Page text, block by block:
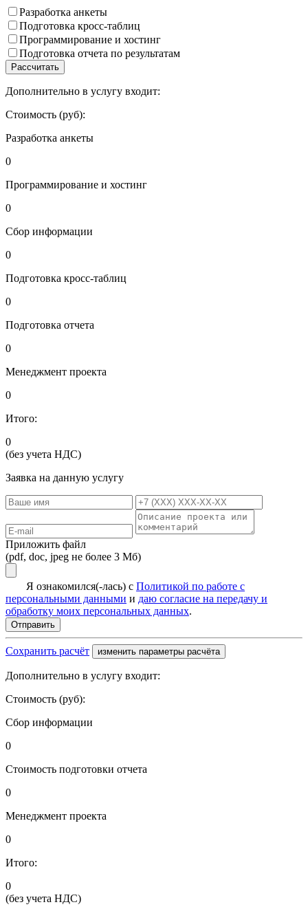
Разработка анкеты
Подготовка кросс-таблиц
Программирование и хостинг
Подготовка отчета по результатам
Рассчитать
Дополнительно в услугу входит:
Стоимость (руб):
Разработка анкеты
0
Программирование и хостинг
0
Сбор информации
0
Подготовка кросс-таблиц
0
Подготовка отчета
0
Менеджмент проекта
0
Итого:
0
(без учета НДС)
Заявка на данную услугу
Приложить файл
(pdf, doc, jpeg не более 3 Мб)
Я ознакомился(-лась) с Политикой по работе с
персональными данными и даю согласие на передачу и
обработку моих персональных данных.
Сохранить расчёт изменить параметры расчёта
Дополнительно в услугу входит:
Стоимость (руб):
Сбор информации
0
Стоимость подготовки отчета
0
Менеджмент проекта
0
Итого:
0
(без учета НДС)